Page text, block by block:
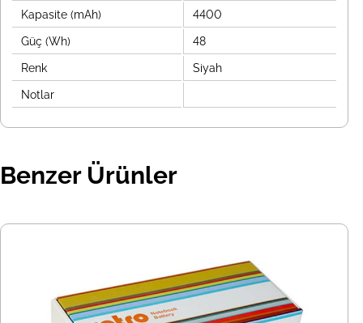
Kapasite (mAh) 4400
Güç (Wh) 48
Renk Siyah
Notlar
Benzer Ürünler